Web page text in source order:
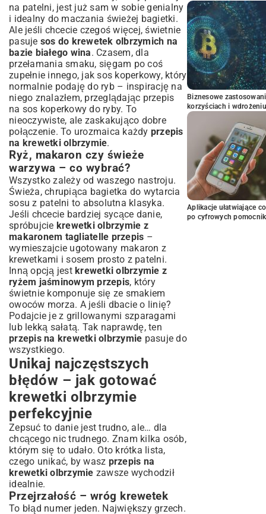
na patelni, jest już sam w sobie genialny
i idealny do maczania świeżej bagietki.
Ale jeśli chcecie czegoś więcej, świetnie
pasuje sos do krewetek olbrzymich na
bazie białego wina. Czasem, dla
przełamania smaku, sięgam po coś
zupełnie innego, jak sos koperkowy, który
normalnie podaję do ryb – inspirację na
niego znalazłem, przeglądając przepis
na sos koperkowy do ryby. To
nieoczywiste, ale zaskakująco dobre
połączenie. To urozmaica każdy przepis
na krewetki olbrzymie.
Ryż, makaron czy świeże
warzywa – co wybrać?
Wszystko zależy od waszego nastroju.
Świeża, chrupiąca bagietka do wytarcia
sosu z patelni to absolutna klasyka.
Jeśli chcecie bardziej sycące danie,
spróbujcie krewetki olbrzymie z
makaronem tagliatelle przepis –
wymieszajcie ugotowany makaron z
krewetkami i sosem prosto z patelni.
Inną opcją jest krewetki olbrzymie z
ryżem jaśminowym przepis, który
świetnie komponuje się ze smakiem
owoców morza. A jeśli dbacie o linię?
Podajcie je z grillowanymi szparagami
lub lekką sałatą. Tak naprawdę, ten
przepis na krewetki olbrzymie pasuje do
wszystkiego.
Unikaj najczęstszych
błędów – jak gotować
krewetki olbrzymie
perfekcyjnie
Zepsuć to danie jest trudno, ale… dla
chcącego nic trudnego. Znam kilka osób,
którym się to udało. Oto krótka lista,
czego unikać, by wasz przepis na
krewetki olbrzymie zawsze wychodził
idealnie.
Przejrzałość – wróg krewetek
To błąd numer jeden. Największy grzech.
Biznesowe
korzyściach i wdrożeniu
Aplikacje ułatwiające
po cyfrowych